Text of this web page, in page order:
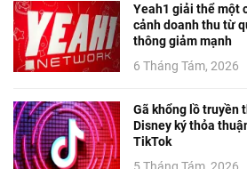
Yeah1 giải thể một
cảnh doanh thu từ
thông giảm mạnh
6 Tháng Tám, 2026
Gã khổng lồ truyền
Disney ký thỏa
TikTok
5 Tháng Tám, 2026